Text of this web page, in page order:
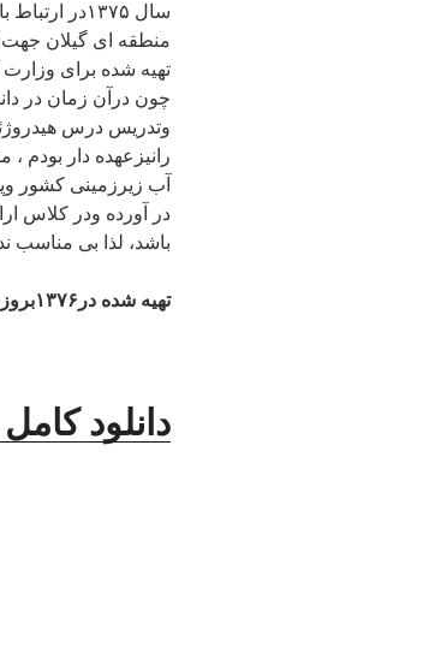
سال ۱۳۷۵در
منطقه ای گیلان جهت
تهیه شده برای وزارت
چون درآن زمان در
وتدریس درس
رانیزعهده دار بودم
آب زیرزمینی کشور
در آورده ودر کلاس
باشد، لذا بی مناسب
تهیه شده در۱۳۷۶بروز شده در۱۳۸۹
دانلود